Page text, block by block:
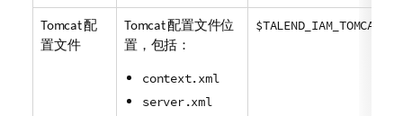
Tomcat 配
置文件
Tomcat 配置文件位
置，包括：
context.xml
server.xml